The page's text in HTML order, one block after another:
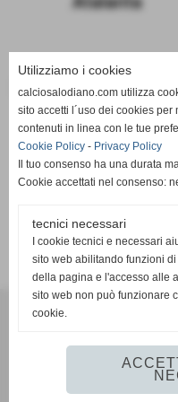
Le due squadre
SCHEDA-
Utilizziamo i cookies
calciosalodiano.com utilizza
sito accetti l´uso dei cookies
contenuti in linea con le tue
Cookie Policy - Privacy Policy
Il tuo consenso ha una durata
Cookie accettati nel consenso:
tecnici necessari
I cookie tecnici e necessari
sito web abilitando funzioni
della pagina e l'accesso alle
sito web non può funzionare
cookie.